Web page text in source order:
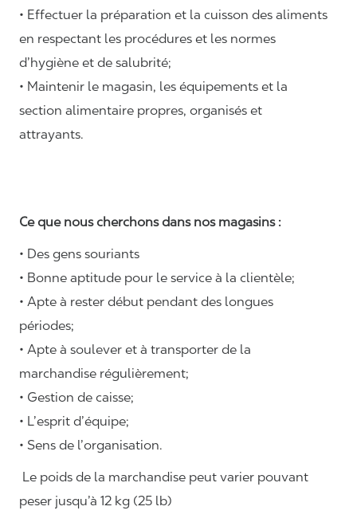
• Effectuer la préparation et la cuisson des aliments
en respectant les procédures et les normes
d’hygiène et de salubrité;
• Maintenir le magasin, les équipements et la
section alimentaire propres, organisés et
attrayants.
Ce que nous cherchons dans nos magasins :
• Des gens souriants
• Bonne aptitude pour le service à la clientèle;
• Apte à rester début pendant des longues
périodes;
• Apte à soulever et à transporter de la
marchandise régulièrement;
• Gestion de caisse;
• L’esprit d’équipe;
• Sens de l’organisation.
Le poids de la marchandise peut varier pouvant
peser jusqu’à 12 kg (25 lb)